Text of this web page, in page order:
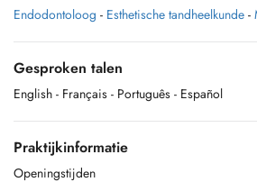
Endodontoloog - Esthetische tandheelkunde -
Gesproken talen
English - Français - Português - Español
Praktijkinformatie
Openingstijden